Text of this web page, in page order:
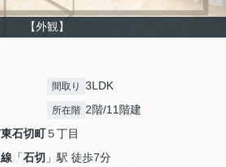
【外観】
間取り 3LDK
所在階 2階/11階建
東石切町５丁目
「石切 」駅 徒歩7分